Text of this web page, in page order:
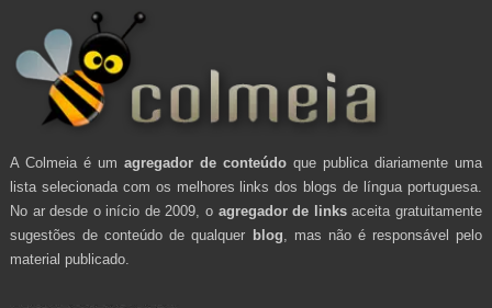
A Colmeia é um agregador de conteúdo que publica diariamente uma
lista selecionada com os melhores links dos blogs de língua portuguesa.
No ar desde o início de 2009, o agregador de linksaceita gratuitamente
sugestões de conteúdo de qualquer blog , mas não é responsável pelo
material publicado.